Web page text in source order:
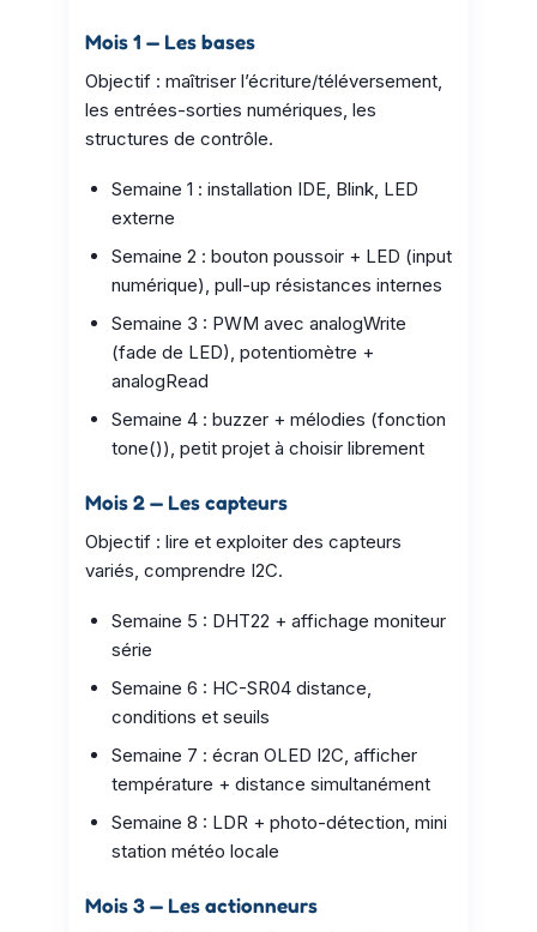
Mois 1 — Les bases
Objectif : maîtriser l’écriture/téléversement,
les entrées-sorties numériques, les
structures de contrôle.
Semaine 1 : installation IDE, Blink, LED
externe
Semaine 2 : bouton poussoir + LED (input
numérique), pull-up résistances internes
Semaine 3 : PWM avec analogWrite
(fade de LED), potentiomètre +
analogRead
Semaine 4 : buzzer + mélodies (fonction
tone()), petit projet à choisir librement
Mois 2 — Les capteurs
Objectif : lire et exploiter des capteurs
variés, comprendre I2C.
Semaine 5 : DHT22 + affichage moniteur
série
Semaine 6 : HC-SR04 distance,
conditions et seuils
Semaine 7 : écran OLED I2C, afficher
température + distance simultanément
Semaine 8 : LDR + photo-détection, mini
station météo locale
Mois 3 — Les actionneurs